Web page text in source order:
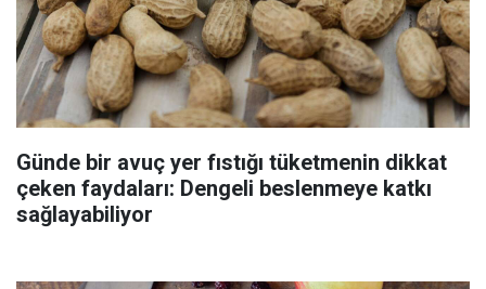
Günde bir avuç yer fıstığı tüketmenin dikkat
çeken faydaları: Dengeli beslenmeye katkı
sağlayabiliyor